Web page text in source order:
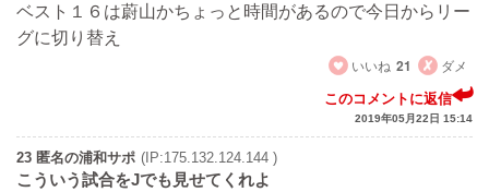
ベスト１６は蔚山かちょっと時間があるので今日からリー
グに切り替え
いいね 21 ダメ
このコメントに返信
2019年05月22日 15:14
23 匿名の浦和サポ (IP:175.132.124.144 )
こういう試合をJでも見せてくれよ